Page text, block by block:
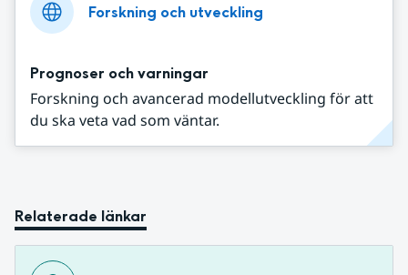
Forskning och utveckling
Prognoser och varningar
Forskning och avancerad modellutveckling för att
du ska veta vad som väntar.
Relaterade länkar